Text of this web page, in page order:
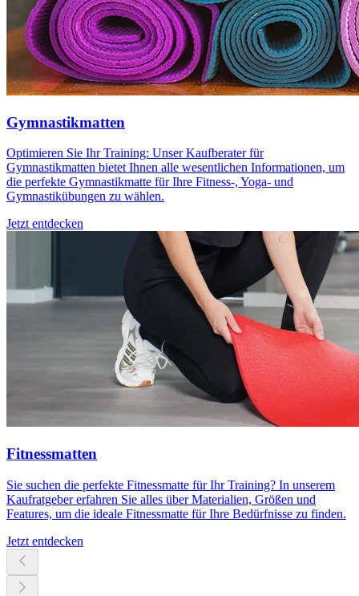
Gymnastikmatten
Optimieren Sie Ihr Training: Unser Kaufberater für
Gymnastikmatten bietet Ihnen alle wesentlichen Informationen, um
die perfekte Gymnastikmatte für Ihre Fitness-, Yoga- und
Gymnastikübungen zu wählen.
Jetzt entdecken
Fitnessmatten
Sie suchen die perfekte Fitnessmatte für Ihr Training? In unserem
Kaufratgeber erfahren Sie alles über Materialien, Größen und
Features, um die ideale Fitnessmatte für Ihre Bedürfnisse zu finden.
Jetzt entdecken